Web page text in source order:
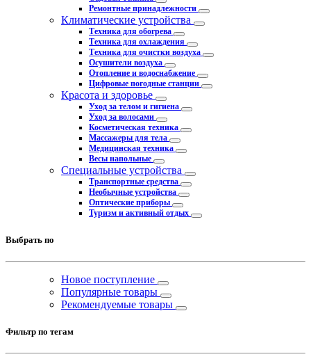
Ремонтные принадлежности
Климатические устройства
Техника для обогрева
Техника для охлаждения
Техника для очистки воздуха
Осушители воздуха
Отопление и водоснабжение
Цифровые погодные станции
Красота и здоровье
Уход за телом и гигиена
Уход за волосами
Косметическая техника
Массажеры для тела
Медицинская техника
Весы напольные
Специальные устройства
Транспортные средства
Необычные устройства
Оптические приборы
Туризм и активный отдых
Выбрать по
Новое поступление
Популярные товары
Рекомендуемые товары
Фильтр по тегам